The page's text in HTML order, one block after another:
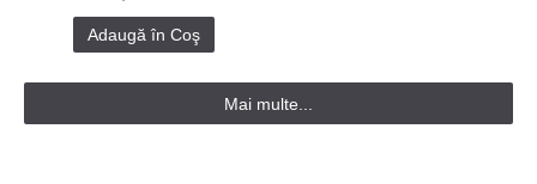
Adaugă în Coş
Mai multe...